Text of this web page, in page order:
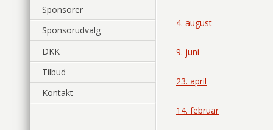
Sponsorer
Sponsorudvalg
DKK
Tilbud
Kontakt
4. august
9. juni
23. april
14. februar